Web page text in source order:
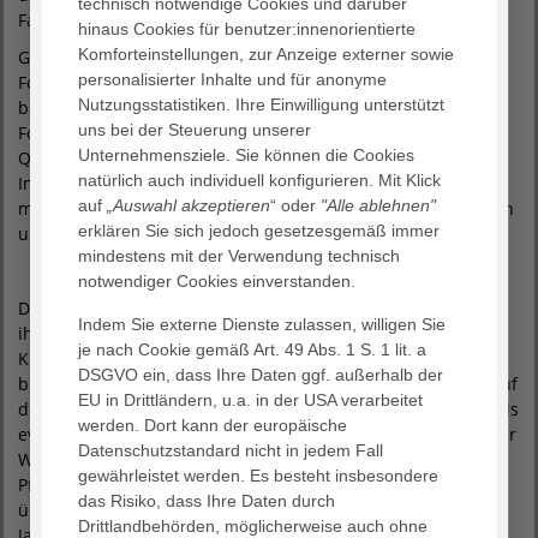
Fachbereichen.
Gemeinsam mit dem Recherche-Institut FactField erstellt
Focus Gesundheit jährlich ein Ranking von Deutschlands
besten Krankenhäusern und Fachkliniken. Grundlage für die
Focus Klinikliste sind neben der Auswertung von
Qualitätsberichten, vorhandenen Zertifizierungen und
Internetportalen zur Patientenzufriedenheit auch Interviews
mit Klinikverantwortlichen sowie niedergelassenen Ärztinnen
und Ärzten.
Die
ihren beiden Krankenhäusern AGAPLESION BETHANIEN
KRANKENHAUSund AGAPLESION MARKUS KRANKENHAUS
bieten höchste medizinische und pflegerische Kompetenz auf
dem neuesten wissenschaftlichen und technischen Stand. Als
evangelische Krankenhäuser mit langer Tradition wird großer
Wert auf eine liebevolle und persönliche Versorgung und
Pflege der Patient:innen gelegt. Die beiden Kliniken verfügen
über insgesamt 872 Betten und 70 teilstationäre Plätze. Im
hinaus Cookies für benutzer:innenorientierte
Komforteinstellungen, zur Anzeige externer sowie
personalisierter Inhalte und für anonyme
Nutzungsstatistiken. Ihre Einwilligung unterstützt
uns bei der Steuerung unserer
Unternehmensziele. Sie können die Cookies
natürlich auch individuell konfigurieren. Mit Klick
auf „Auswahl akzeptieren“ oder "Alle ablehnen"
erklären Sie sich jedoch gesetzesgemäß immer
mindestens mit der Verwendung technisch
notwendiger Cookies einverstanden.
Indem Sie externe Dienste zulassen, willigen Sie
je nach Cookie gemäß Art. 49 Abs. 1 S. 1 lit. a
DSGVO ein, dass Ihre Daten ggf. außerhalb der
EU in Drittländern, u.a. in der USA verarbeitet
werden. Dort kann der europäische
Datenschutzstandard nicht in jedem Fall
gewährleistet werden. Es besteht insbesondere
das Risiko, dass Ihre Daten durch
Drittlandbehörden, möglicherweise auch ohne